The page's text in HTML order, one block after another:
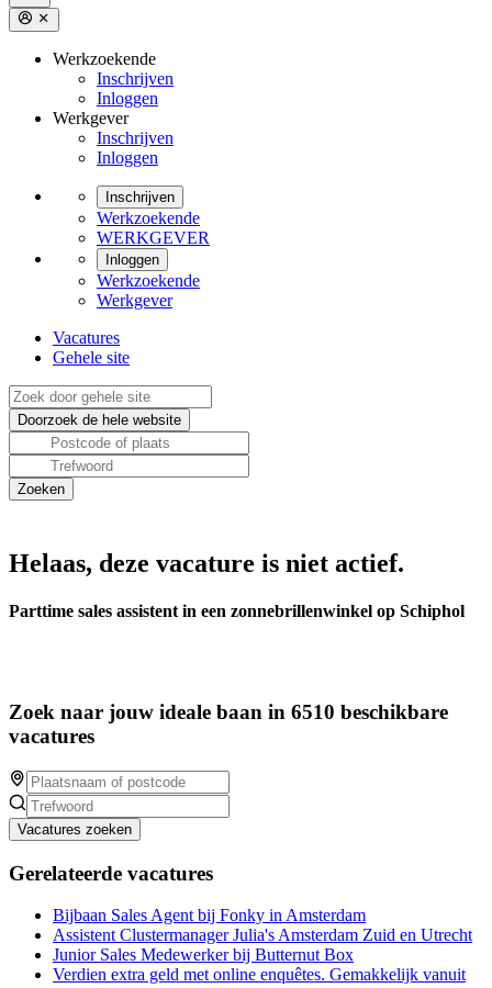
Werkzoekende
Inschrijven
Inloggen
Werkgever
Inschrijven
Inloggen
Inschrijven
Werkzoekende
WERKGEVER
Inloggen
Werkzoekende
Werkgever
Vacatures
Gehele site
Helaas, deze vacature is niet actief.
Parttime sales assistent in een zonnebrillenwinkel op Schiphol
Zoek naar jouw ideale baan in 6510 beschikbare
vacatures
Vacatures zoeken
Gerelateerde vacatures
Bijbaan Sales Agent bij Fonky in Amsterdam
Assistent Clustermanager Julia's Amsterdam Zuid en Utrecht
Junior Sales Medewerker bij Butternut Box
Verdien extra geld met online enquêtes. Gemakkelijk vanuit